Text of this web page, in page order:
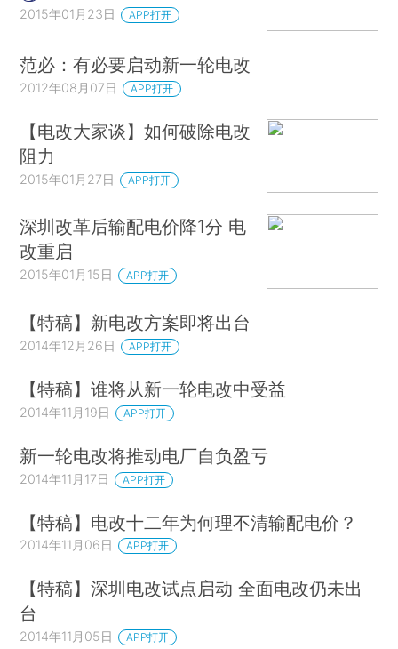
2015年01月23日 APP打开
范必：有必要启动新一轮电改
2012年08月07日 APP打开
【电改大家谈】如何破除电改
阻力
2015年01月27日 APP打开
深圳改革后输配电价降1分 电
改重启
2015年01月15日 APP打开
【特稿】新电改方案即将出台
2014年12月26日 APP打开
【特稿】谁将从新一轮电改中受益
2014年11月19日 APP打开
新一轮电改将推动电厂自负盈亏
2014年11月17日 APP打开
【特稿】电改十二年为何理不清输配电价？
2014年11月06日 APP打开
【特稿】深圳电改试点启动 全面电改仍未出
台
2014年11月05日 APP打开